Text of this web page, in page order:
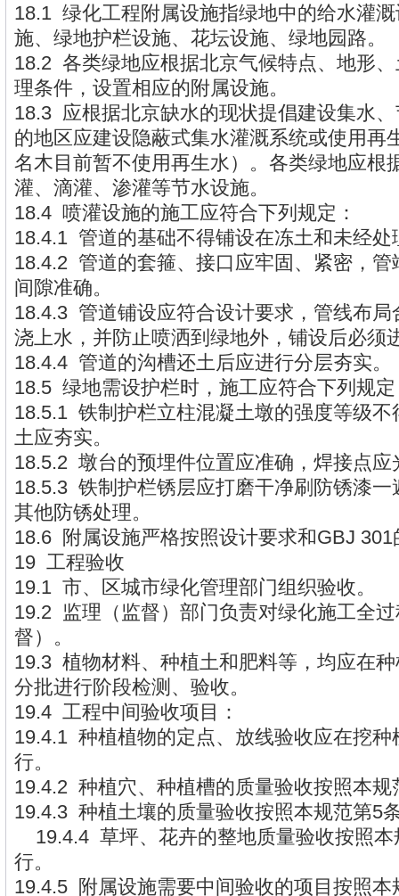
18.1 绿化工程附属设施指绿地中的给水灌
施、绿地护栏设施、花坛设施、绿地园路。
18.2 各类绿地应根据北京气候特点、地形
理条件，设置相应的附属设施。
18.3 应根据北京缺水的现状提倡建设集水
的地区应建设隐蔽式集水灌溉系统或使用再
名木目前暂不使用再生水）。各类绿地应根
灌、滴灌、渗灌等节水设施。
18.4 喷灌设施的施工应符合下列规定：
18.4.1 管道的基础不得铺设在冻土和未经处
18.4.2 管道的套箍、接口应牢固、紧密，管
间隙准确。
18.4.3 管道铺设应符合设计要求，管线布局
浇上水，并防止喷洒到绿地外，铺设后必须
18.4.4 管道的沟槽还土后应进行分层夯实。
18.5 绿地需设护栏时，施工应符合下列规
18.5.1 铁制护栏立柱混凝土墩的强度等级不
土应夯实。
18.5.2 墩台的预埋件位置应准确，焊接点应
18.5.3 铁制护栏锈层应打磨干净刷防锈漆一
其他防锈处理。
18.6 附属设施严格按照设计要求和GBJ
19 工程验收
19.1 市、区城市绿化管理部门组织验收。
19.2 监理（监督）部门负责对绿化施工全
督）。
19.3 植物材料、种植土和肥料等，均应在
分批进行阶段检测、验收。
19.4 工程中间验收项目：
19.4.1 种植植物的定点、放线验收应在挖种
行。
19.4.2 种植穴、种植槽的质量验收按照本规
19.4.3 种植土壤的质量验收按照本规范第5
19.4.4 草坪、花卉的整地质量验收按照本
行。
19.4.5 附属设施需要中间验收的项目按照本